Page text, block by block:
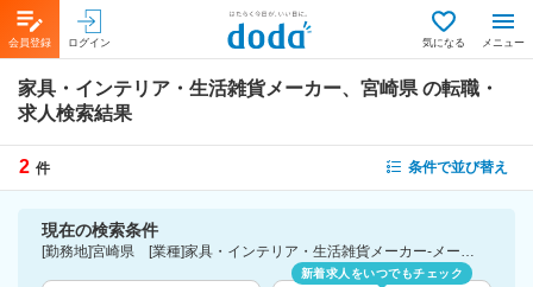
会員登録 ログイン 気になる メニュー
家具・インテリア・生活雑貨メーカー、宮崎県 の転職・
求人検索結果
2 件 条件で並び替え
現在の検索条件
[勤務地]宮崎県 [業種]家具・インテリア・生活雑貨メーカー-メーカー（素材・化学・食品・化粧品・その他）業界
新着求人をいつでもチェック